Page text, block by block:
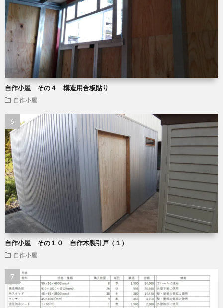
自作小屋 その４ 構造用合板貼り
自作小屋
自作小屋 その１０ 自作木製引戸（１）
自作小屋